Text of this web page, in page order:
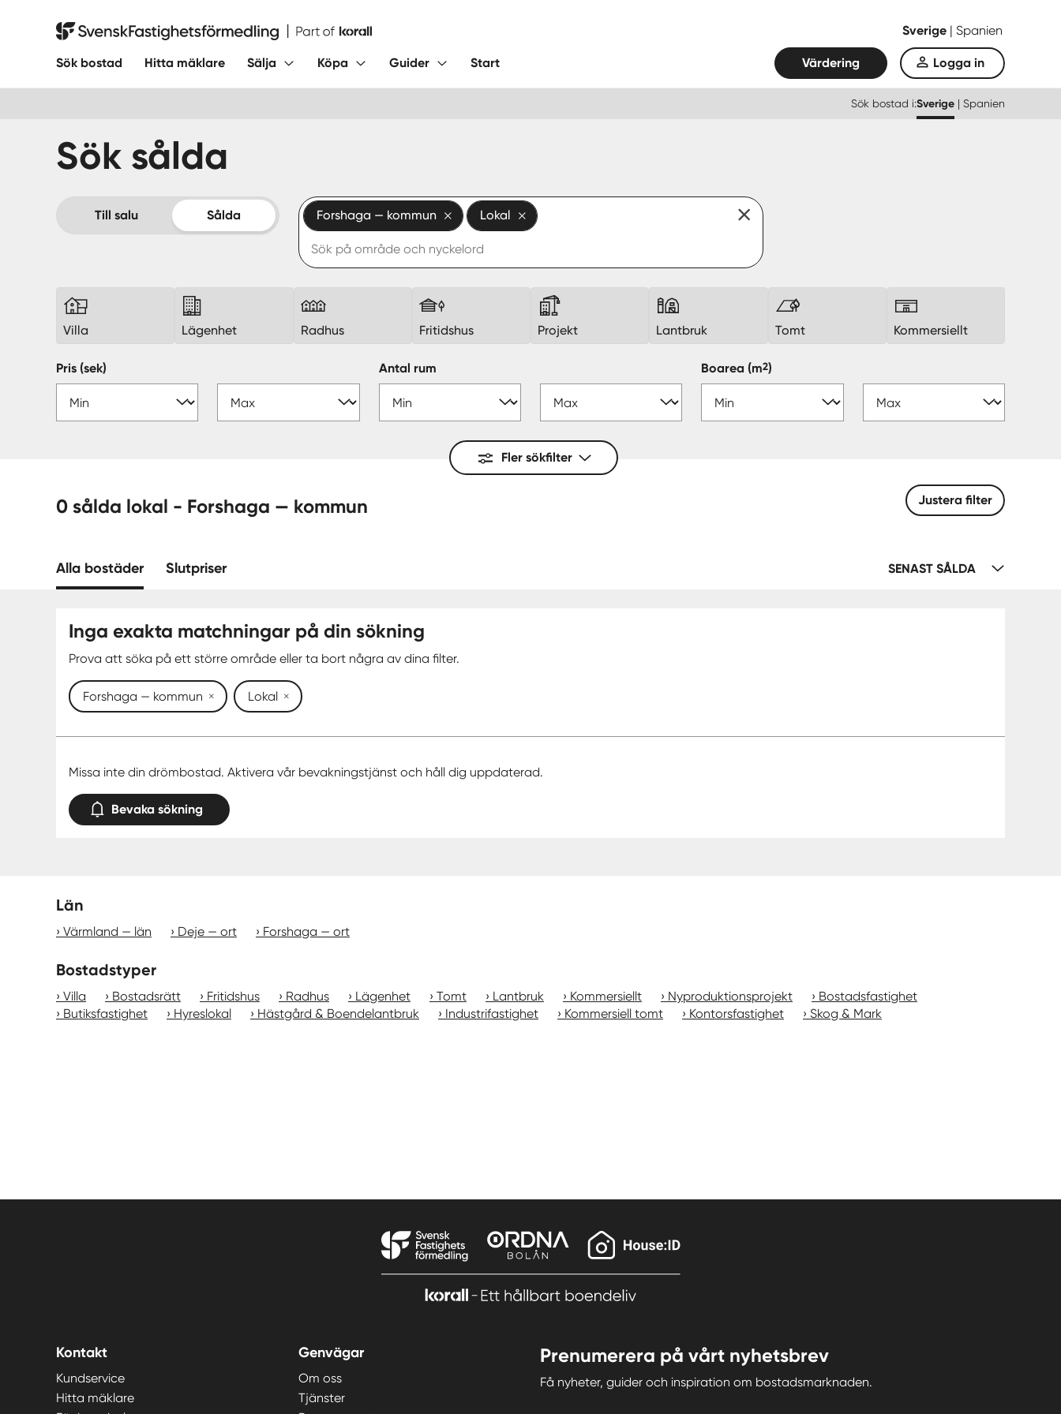
Svensk Fastighetsförmedling Sverige | Spanien
Sök bostad Hitta mäklare Sälja Köpa Guider Start Värdering Logga in
Sök bostad i:Sverige | Spanien
Sök sålda
Till salu Sålda Forshaga — kommun Lokal
Villa Lägenhet Radhus Fritidshus Projekt Lantbruk Tomt Kommersiellt
Pris (sek) Antal rum Boarea(m2)
Fler sökfilter
0 sålda lokal - Forshaga — kommun Justera filter
Alla bostäder Slutpriser SENAST SÅLDA
Inga exakta matchningar på din sökning
Prova att söka på ett större område eller ta bort några av dina filter.
Forshaga — kommun Lokal
Missa inte din drömbostad. Aktivera vår bevakningstjänst och håll dig uppdaterad.
Bevaka sökning
Län
Värmland — län Deje — ort Forshaga — ort
Bostadstyper
Villa Bostadsrätt Fritidshus Radhus Lägenhet Tomt Lantbruk Kommersiellt Nyproduktionsprojekt
Bostadsfastighet
Butiksfastighet
Hyreslokal Hästgård & Boendelantbruk Industrifastighet Kommersiell tomt Kontorsfastighet Skog & Mark
Kontakt
Kundservice
Hitta mäklare
Genvägar
Om oss
Tjänster
Prenumerera på vårt nyhetsbrev
Få nyheter, guider och inspiration om bostadsmarknaden.